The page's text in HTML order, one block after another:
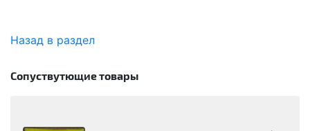
Назад в раздел
Сопуствутющие товары